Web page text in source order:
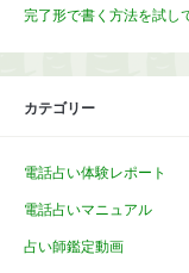
完了形で書く方法を試し
カテゴリー
電話占い体験レポート
電話占いマニュアル
占い師鑑定動画